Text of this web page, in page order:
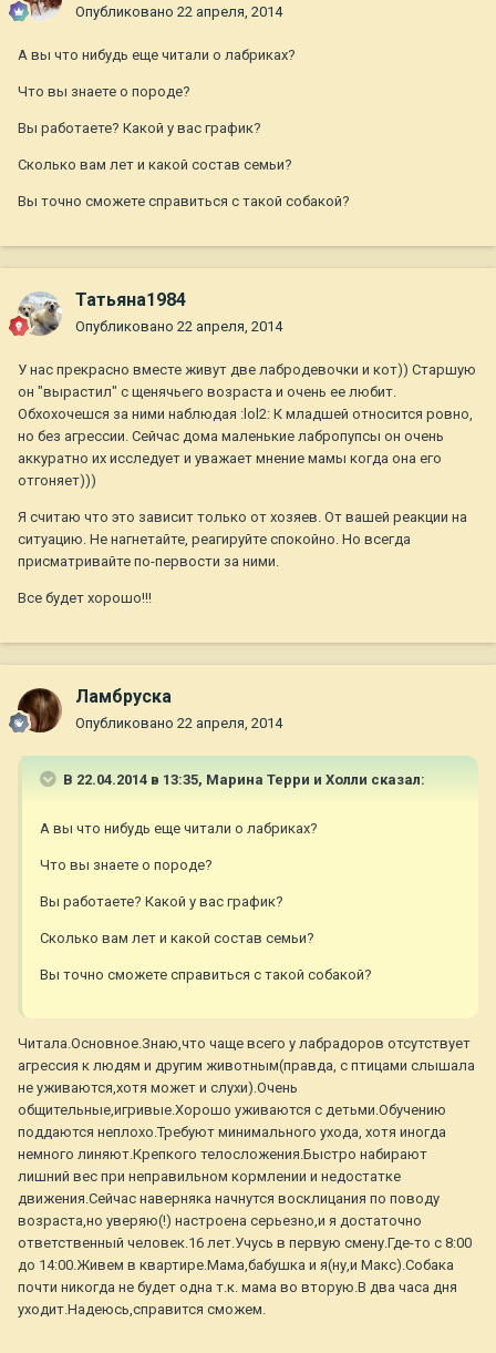
Опубликовано 22 апреля, 2014
А вы что нибудь еще читали о лабриках?
Что вы знаете о породе?
Вы работаете? Какой у вас график?
Сколько вам лет и какой состав семьи?
Вы точно сможете справиться с такой собакой?
Татьяна1984
Опубликовано 22 апреля, 2014
У нас прекрасно вместе живут две лабродевочки и кот)) Старшую
он "вырастил" с щенячьего возраста и очень ее любит.
Обхохочешся за ними наблюдая :lol2: К младшей относится ровно,
но без агрессии. Сейчас дома маленькие лабропупсы он очень
аккуратно их исследует и уважает мнение мамы когда она его
отгоняет)))
Я считаю что это зависит только от хозяев. От вашей реакции на
ситуацию. Не нагнетайте, реагируйте спокойно. Но всегда
присматривайте по-первости за ними.
Все будет хорошо!!!
Ламбруска
Опубликовано 22 апреля, 2014
В 22.04.2014 в 13:35, Марина Терри и Холли сказал:
А вы что нибудь еще читали о лабриках?
Что вы знаете о породе?
Вы работаете? Какой у вас график?
Сколько вам лет и какой состав семьи?
Вы точно сможете справиться с такой собакой?
Читала.Основное.Знаю,что чаще всего у лабрадоров отсутствует
агрессия к людям и другим животным(правда, с птицами слышала
не уживаются,хотя может и слухи).Очень
общительные,игривые.Хорошо уживаются с детьми.Обучению
поддаются неплохо.Требуют минимального ухода, хотя иногда
немного линяют.Крепкого телосложения.Быстро набирают
лишний вес при неправильном кормлении и недостатке
движения.Сейчас наверняка начнутся восклицания по поводу
возраста,но уверяю(!) настроена серьезно,и я достаточно
ответственный человек.16 лет.Учусь в первую смену.Где-то с 8:00
до 14:00.Живем в квартире.Мама,бабушка и я(ну,и Макс).Собака
почти никогда не будет одна т.к. мама во вторую.В два часа дня
уходит.Надеюсь,справится сможем.